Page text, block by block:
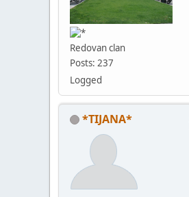
Redovan clan
Posts: 237
Logged
*TIJANA*